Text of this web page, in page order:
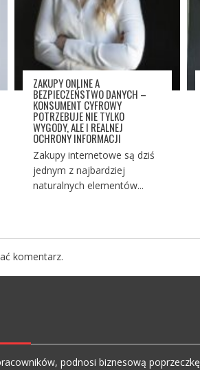
ZAKUPY ONLINE A
BEZPIECZEŃSTWO DANYCH –
KONSUMENT CYFROWY
POTRZEBUJE NIE TYLKO
WYGODY, ALE I REALNEJ
OCHRONY INFORMACJI
Zakupy internetowe są dziś
jednym z najbardziej
naturalnych elementów...
komentarz.
podnosi biznesową poprzeczkę